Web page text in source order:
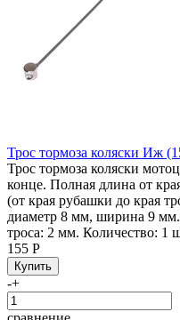
Трос тормоза коляски Иж
Трос тормоза коляски
конце. Полная длина от
(от края рубашки до края
диаметр 8 мм, ширина 9
троса: 2 мм. Количество: 1
155 Р
-+